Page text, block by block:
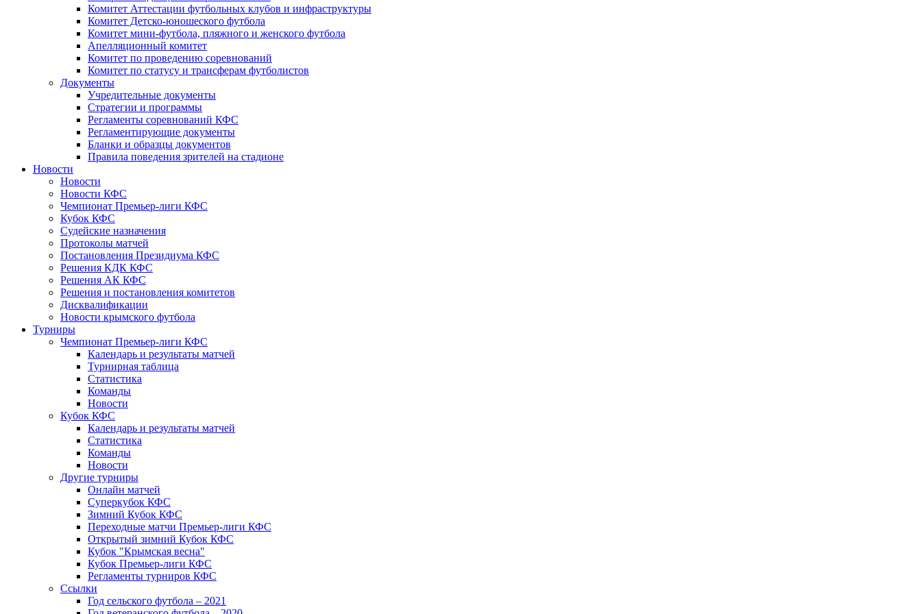
Комитет Аттестации футбольных клубов и инфраструктуры
Комитет Детско-юношеского футбола
Комитет мини-футбола, пляжного и женского футбола
Апелляционный комитет
Комитет по проведению соревнований
Комитет по статусу и трансферам футболистов
Документы
Учредительные документы
Стратегии и программы
Регламенты соревнований КФС
Регламентирующие документы
Бланки и образцы документов
Правила поведения зрителей на стадионе
Новости
Новости
Новости КФС
Чемпионат Премьер-лиги КФС
Кубок КФС
Судейские назначения
Протоколы матчей
Постановления Президиума КФС
Решения КДК КФС
Решения АК КФС
Решения и постановления комитетов
Дисквалификации
Новости крымского футбола
Турниры
Чемпионат Премьер-лиги КФС
Календарь и результаты матчей
Турнирная таблица
Статистика
Команды
Новости
Кубок КФС
Календарь и результаты матчей
Статистика
Команды
Новости
Другие турниры
Онлайн матчей
Суперкубок КФС
Зимний Кубок КФС
Переходные матчи Премьер-лиги КФС
Открытый зимний Кубок КФС
Кубок "Крымская весна"
Кубок Премьер-лиги КФС
Регламенты турниров КФС
Ссылки
Год сельского футбола – 2021